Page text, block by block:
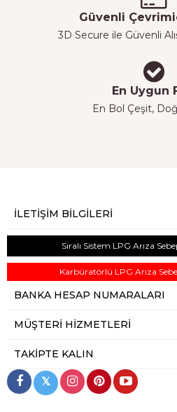
Güvenli
3D Secure ile Güvenli
En Uygun
En Bol Çeşit,
İLETIŞIM BILGILERI
Sıralı Sistem LPG Arıza
Karbüratörlü LPG Arıza
BANKA HESAP NUMARALARI
MÜŞTERI HIZMETLERI
TAKIPTE KALIN
𝕏